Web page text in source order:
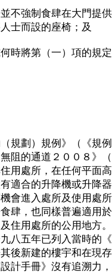
不強制食肆在大門提
士而設的座椅；及
時將第（一）項的規
規劃）規例》（《規
無阻的通道２００８》
用處所，在任何平面
適合的升降機或升降
會進入處所及使用處
肆，也同樣普遍適用
住用處所的公用地方
八五年已列入當時的
後新建的樓宇和在現
計手冊》沒有追溯力